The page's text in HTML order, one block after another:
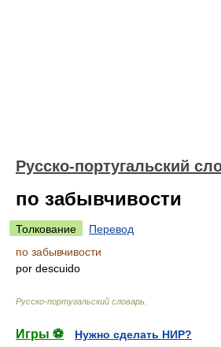
Русско-португальский
по забывчивости
Толкование
Перевод
по забывчивости
por descuido
Русско-португальский словарь
Игры ⚽
Нужно сделать НИР?